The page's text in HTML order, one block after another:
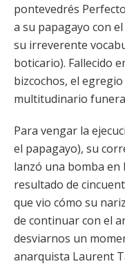
pontevedrés
a su papagayo con
su irreverente
boticario). Fallecido
bizcochos, el
multitudinario
Para vengar la
el papagayo), su
lanzó una bomba en
resultado de
que vio cómo su
de continuar con el
desviarnos un
anarquista Laurent